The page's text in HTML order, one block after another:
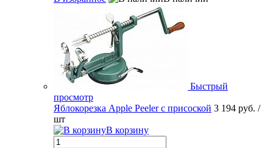
Быстрый
просмотр
Яблокорезка Apple Peeler с присоской 3 194 руб. /
шт
В корзину